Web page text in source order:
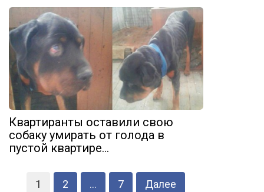
Квартиранты оставили свою
собаку умирать от голода в
пустой квартире…
Навигация
1 2 … 7 Далее